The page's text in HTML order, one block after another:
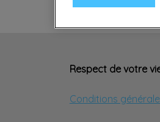
Respect de votre
Conditions